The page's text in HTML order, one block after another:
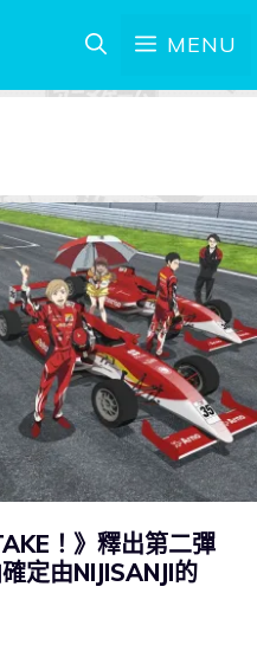
MENU
！》釋出第二彈
定由NIJISANJI的